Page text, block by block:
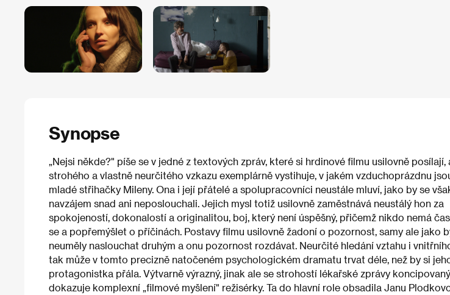
Synopse
„Nejsi někde?" píše se v jedné z textových zpráv, které si hrdinové filmu usilovně posílají,
strohého a vlastně neurčitého vzkazu exemplárně vystihuje, v jakém vzduchoprázdnu
mladé střihačky Mileny. Ona i její přátelé a spolupracovníci neustále mluví, jako by se
navzájem snad ani neposlouchali. Jejich mysl totiž usilovně zaměstnává neustálý hon za
spokojeností, dokonalostí a originalitou, boj, který není úspěšný, přičemž nikdo nemá
se a popřemýšlet o příčinách. Postavy filmu usilovně žadoní o pozornost, samy ale jako
neuměly naslouchat druhým a onu pozornost rozdávat. Neurčité hledání vztahu i
tak může v tomto precizně natočeném psychologickém dramatu trvat déle, než by si
protagonistka přála. Výtvarně výrazný, jinak ale se strohostí lékařské zprávy
dokazuje komplexní „filmové myšlení" režisérky. Ta do hlavní role obsadila Janu